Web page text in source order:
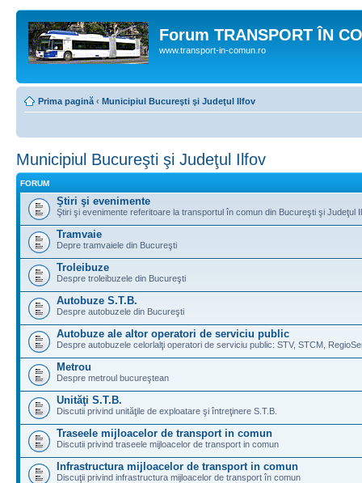
Forum TRANSPORT ÎN
www.transport-in-comun.ro
Prima pagină ‹ Municipiul Bucureşti şi Judeţul Ilfov
Municipiul Bucureşti şi Judeţul Ilfov
FORUM
Ştiri şi evenimente
Ştiri şi evenimente referitoare la transportul în comun din Bucureşti şi Judeţul
Tramvaie
Depre tramvaiele din Bucureşti
Troleibuze
Despre troleibuzele din Bucureşti
Autobuze S.T.B.
Despre autobuzele din Bucureşti
Autobuze ale altor operatori de serviciu public
Despre autobuzele celorlalţi operatori de serviciu public: STV, STCM,
Metrou
Despre metroul bucureştean
Unităţi S.T.B.
Discutii privind unităţile de exploatare şi întreţinere S.T.B.
Traseele mijloacelor de transport in comun
Discutii privind traseele mijloacelor de transport in comun
Infrastructura mijloacelor de transport in comun
Discuţii privind infrastructura mijloacelor de transport în comun